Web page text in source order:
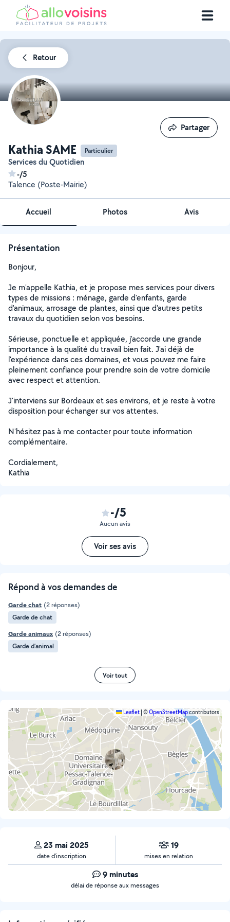
Retour
Kathia SAME Particulier
Services du Quotidien
-/5
Talence (Poste-Mairie)
Partager
Partager
Accueil Photos Avis
Présentation
Bonjour,
Je m'appelle Kathia, et je propose mes services pour divers
types de missions : ménage, garde d'enfants, garde
d'animaux, arrosage de plantes, ainsi que d'autres petits
travaux du quotidien selon vos besoins.
Sérieuse, ponctuelle et appliquée, j'accorde une grande
importance à la qualité du travail bien fait. J'ai déjà de
l'expérience dans ces domaines, et vous pouvez me faire
pleinement confiance pour prendre soin de votre domicile
avec respect et attention.
J'interviens sur Bordeaux et ses environs, et je reste à votre
disposition pour échanger sur vos attentes.
N'hésitez pas à me contacter pour toute information
complémentaire.
Cordialement,
Kathia
-/5
Aucun avis
Voir ses avis
Répond à vos demandes de
Garde chat (2 réponses)
Garde de chat
Garde animaux (2 réponses)
Garde d’animal
Voir tout
Leaflet ©OpenStreetMapcontributors
23 mai 2025
date d’inscription
19
mises en relation
9 minutes
délai de réponse aux messages